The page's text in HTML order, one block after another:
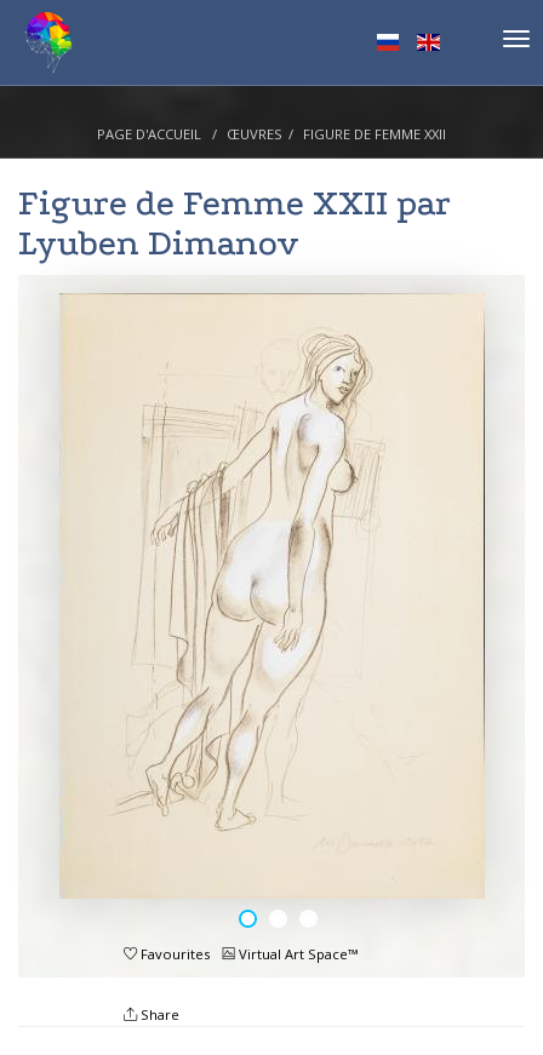
PAGE D'ACCUEIL ŒUVRES FIGURE DE FEMME XXII
Figure de Femme XXII par
Lyuben Dimanov
Favourites Virtual Art Space™
Share